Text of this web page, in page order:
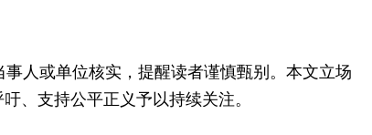
人或单位核实，提醒读者谨慎甄别。本文立场
、支持公平正义予以持续关注。